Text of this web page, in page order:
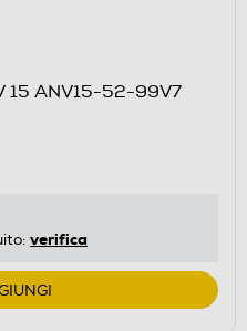
15 ANV15-52-99V7
verifica